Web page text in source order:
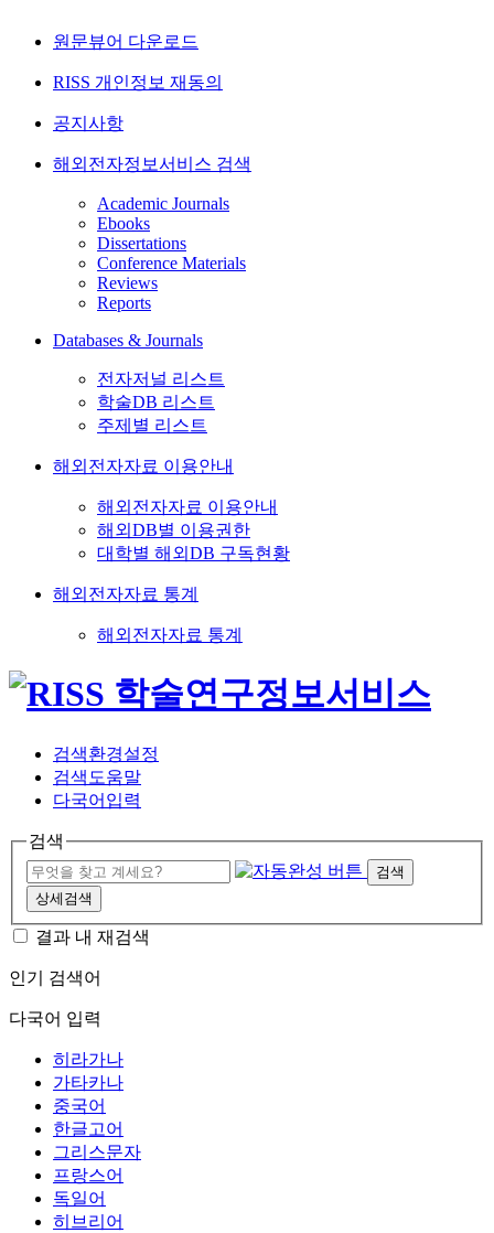
원문뷰어 다운로드
RISS 개인정보 재동의
공지사항
해외전자정보서비스 검색
Academic Journals
Ebooks
Dissertations
Conference Materials
Reviews
Reports
Databases & Journals
전자저널 리스트
학술DB 리스트
주제별 리스트
해외전자자료 이용안내
해외전자자료 이용안내
해외DB별 이용권한
대학별 해외DB 구독현황
해외전자자료 통계
해외전자자료 통계
검색환경설정
검색도움말
다국어입력
검색
검색
상세검색
결과 내 재검색
인기 검색어
다국어 입력
히라가나
가타카나
중국어
한글고어
그리스문자
프랑스어
독일어
히브리어